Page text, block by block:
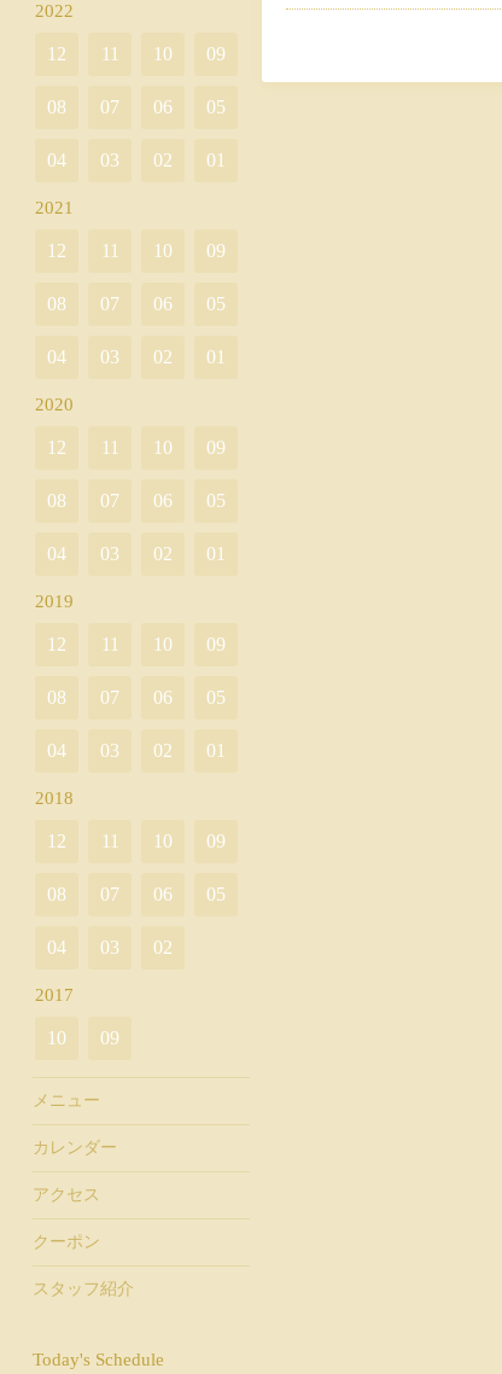
2022
12 11 10 09
08 07 06 05
04 03 02 01
2021
12 11 10 09
08 07 06 05
04 03 02 01
2020
12 11 10 09
08 07 06 05
04 03 02 01
2019
12 11 10 09
08 07 06 05
04 03 02 01
2018
12 11 10 09
08 07 06 05
04 03 02
2017
10 09
メニュー
カレンダー
アクセス
クーポン
スタッフ紹介
Today's Schedule